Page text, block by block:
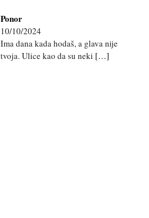
Ponor
10/10/2024
Ima dana kada hodaš, a glava nije
tvoja. Ulice kao da su neki […]